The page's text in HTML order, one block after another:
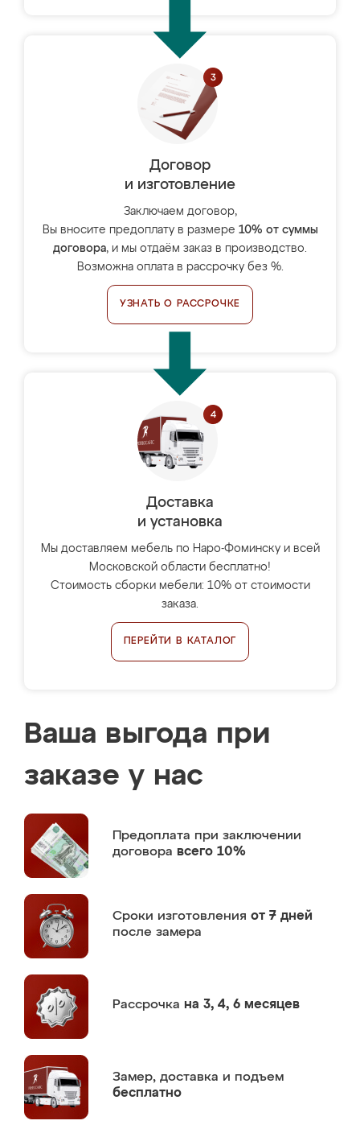
Договор
и изготовление
Заключаем договор,
Вы вносите предоплату в размере 10% от суммы
договора, и мы отдаём заказ в производство.
Возможна оплата в рассрочку без %.
УЗНАТЬ О РАССРОЧКЕ
Доставка
и установка
Мы доставляем мебель по Наро-Фоминску и всей
Московской области бесплатно!
Стоимость сборки мебели: 10% от стоимости
заказа.
ПЕРЕЙТИ В КАТАЛОГ
Ваша выгода при
заказе у нас
Предоплата при заключении
договора всего 10%
Сроки изготовления от 7 дней
после замера
Рассрочка на 3, 4, 6 месяцев
Замер, доставка и подъем
бесплатно